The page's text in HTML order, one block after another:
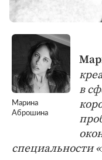
Марина
Аброшина
в
специальности